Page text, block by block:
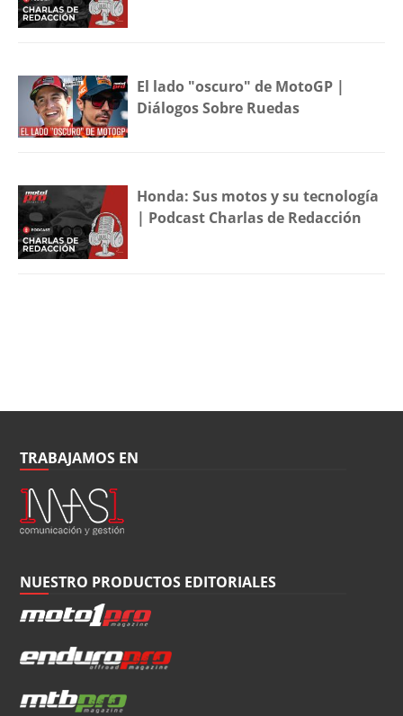
El lado "oscuro" de MotoGP |
Diálogos Sobre Ruedas
Honda: Sus motos y su tecnología
| Podcast Charlas de Redacción
TRABAJAMOS EN
NUESTRO PRODUCTOS EDITORIALES